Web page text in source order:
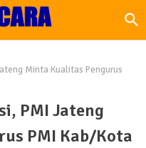
Minta Kualitas Pengurus
PMI Jateng
PMI Kab/Kota